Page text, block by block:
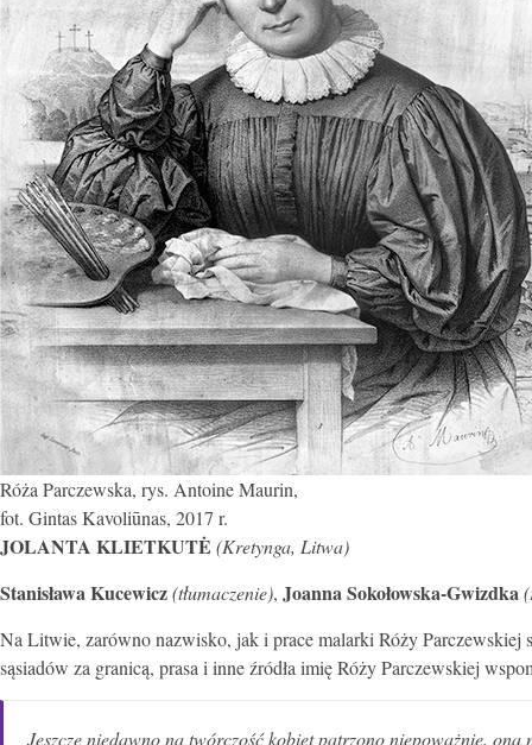
Róża Parczewska, rys. Antoine Maurin,
fot. Gintas Kavoliūnas, 2017 r.
JOLANTA KLIETKUTĖ (Kretynga, Litwa)
Stanisława Kucewicz(tłumaczenie), Joanna Sokołowska-Gwizdka
Na Litwie, zarówno nazwisko, jak i prace malarki Róży Parczewskiej
sąsiadów za granicą, prasa i inne źródła imię Róży Parczewskiej
Jeszcze niedawno na twórczość kobiet patrzono niepoważnie,